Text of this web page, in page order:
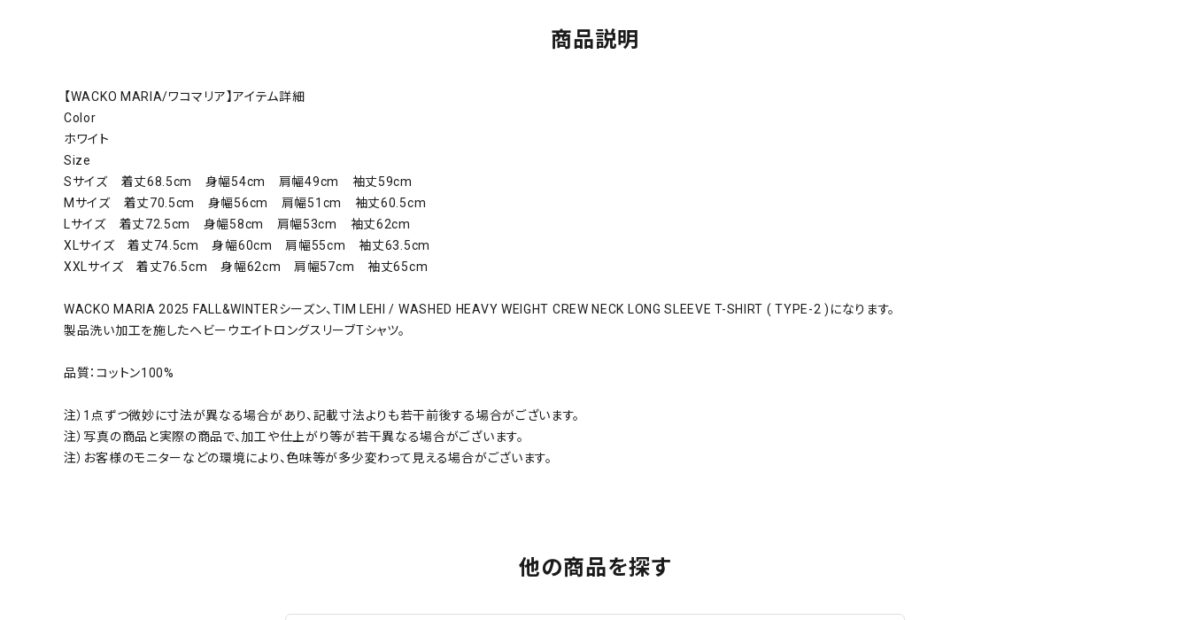
商品説明
【WACKO MARIA/ワコマリア】アイテム詳細
Color
ホワイト
Size
Sサイズ 着丈68.5cm 身幅54cm 肩幅49cm 袖丈59cm
Mサイズ 着丈70.5cm 身幅56cm 肩幅51cm 袖丈60.5cm
Lサイズ 着丈72.5cm 身幅58cm 肩幅53cm 袖丈62cm
XLサイズ 着丈74.5cm 身幅60cm 肩幅55cm 袖丈63.5cm
XXLサイズ 着丈76.5cm 身幅62cm 肩幅57cm 袖丈65cm
WACKO MARIA 2025 FALL&WINTERシーズン、TIM LEHI / WASHED HEAVY WEIGHT CREW NECK LONG SLEEVE T-SHIRT ( TYPE-2 )になります。
製品洗い加工を施したヘビーウエイトロングスリーブTシャツ。
品質：コットン100%
注）1点ずつ微妙に寸法が異なる場合があり、記載寸法よりも若干前後する場合がございます。
注）写真の商品と実際の商品で、加工や仕上がり等が若干異なる場合がございます。
注）お客様のモニターなどの環境により、色味等が多少変わって見える場合がございます。
他の商品を探す